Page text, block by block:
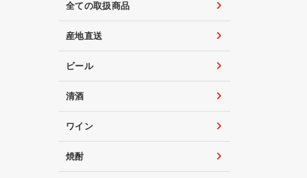
全ての取扱商品
産地直送
ビール
清酒
ワイン
焼酎